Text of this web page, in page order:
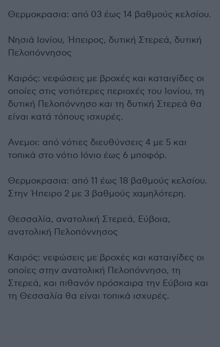
Θερμοκρασια: από 03 έως 14 βαθμούς κελσίου.
Νησιά Ιονίου, Ήπειρος, δυτική Στερεά, δυτική
Πελοπόννησος
Καιρός: νεφώσεις με βροχές και καταιγίδες οι
οποίες στις νοτιότερες περιοχές του Ιονίου, τη
δυτική Πελοπόννησο και τη δυτική Στερεά θα
είναι κατά τόπους ισχυρές.
Ανεμοι: από νότιες διευθύνσεις 4 με 5 και
τοπικά στο νότιο Ιόνιο έως 6 μποφόρ.
Θερμοκρασια: από 11 έως 18 βαθμούς κελσίου.
Στην Ήπειρο 2 με 3 βαθμούς χαμηλότερη.
Θεσσαλία, ανατολική Στερεά, Εύβοια,
ανατολική Πελοπόννησος
Καιρός: νεφώσεις με βροχές και καταιγίδες οι
οποίες στην ανατολική Πελοπόννησο, τη
Στερεά, και πιθανόν πρόσκαιρα την Εύβοια και
τη Θεσσαλία θα είναι τοπικά ισχυρές.